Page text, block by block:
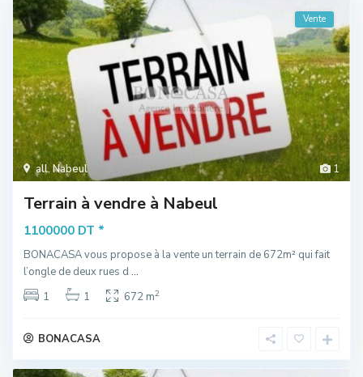
1
all, Nabeul
Vente
Terrain à vendre à Nabeul
1100000 DT *
BONACASA vous propose à la vente un terrain de 672m² qui fait
l’ongle de deux rues d ...
1
1 672 m2
BONACASA